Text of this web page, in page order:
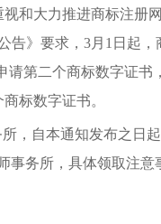
大力推进商标注册
告》要求，3月1日起
第二个商标数字证书
标数字证书。
自本通知发布之日起
事务所，具体领取注意